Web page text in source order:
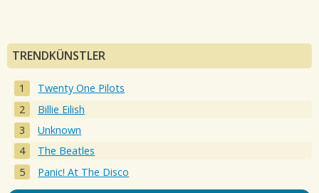
TRENDKÜNSTLER
Twenty One Pilots
Billie Eilish
Unknown
The Beatles
Panic! At The Disco